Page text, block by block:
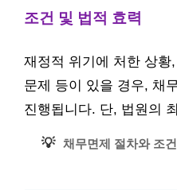
조건 및 법적 효력
재정적 위기에 처한 상
문제 등이 있을 경우, 채
진행됩니다. 단, 법원의
💡 채무면제 절차와 조